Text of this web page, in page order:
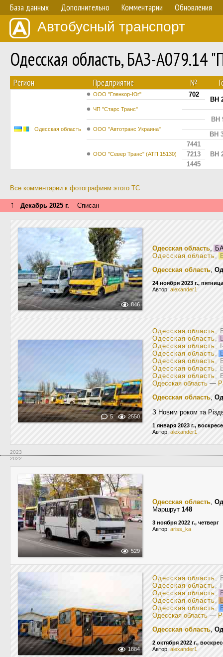
База данных Дополнительно Комментарии Обновления
Автобусный транспорт
Одесская область, БАЗ-
Регион Предприятие №
Одесская область
ООО "Гленкор-Юг" 702
BH
ЧП "Старс Транс"
BH
ООО "Автотранс Украина"
BH
ООО "Север Транс" (АТП 15130)
7441
BH
7213
1445
Все комментарии к фотографиям этого ТС
↑ Декабрь 2025 г. Списан
846
Одесская область,
Одесская область,
Одесская область,
24 ноября 2023 г., пятница
Автор: alexander1
5 2550
Одесская область,
Одесская область,
Одесская область,
Одесская область,
Одесская область,
Одесская область,
Одесская область,
Одесская область —
Одесская область,
З Новим роком та
1 января 2023 г.,
Автор: alexander1
2023
2022
529
Одесская область,
Маршрут 148
3 ноября 2022 г., четверг
Автор: ariss_ka
1884
Одесская область,
Одесская область,
Одесская область,
Одесская область,
Одесская область,
Одесская область —
Одесская область,
2 октября 2022 г.,
Автор: alexander1